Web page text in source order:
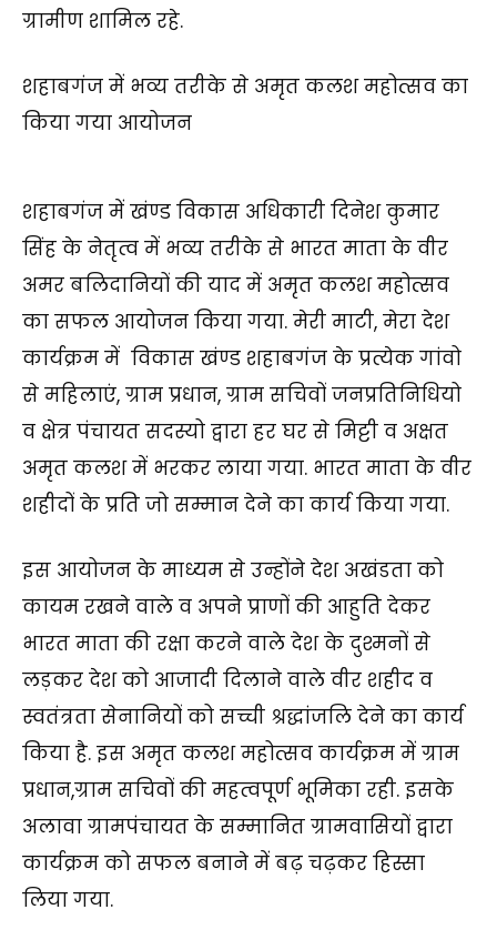
ग्रामीण शामिल रहे.
शहाबगंज में भव्य तरीके से अमृत कलश महोत्सव का
किया गया आयोजन
शहाबगंज में खंण्ड विकास अधिकारी दिनेश कुमार
सिंह के नेतृत्व में भव्य तरीके से भारत माता के वीर
अमर बलिदानियों की याद में अमृत कलश महोत्सव
का सफल आयोजन किया गया. मेरी माटी, मेरा देश
कार्यक्रम में विकास खंण्ड शहाबगंज के प्रत्येक गांवो
से महिलाएं, ग्राम प्रधान, ग्राम सचिवों जनप्रतिनिधियो
व क्षेत्र पंचायत सदस्यो द्वारा हर घर से मिट्टी व अक्षत
अमृत कलश में भरकर लाया गया. भारत माता के वीर
शहीदों के प्रति जो सम्मान देने का कार्य किया गया.
इस आयोजन के माध्यम से उन्होंने देश अखंडता को
कायम रखने वाले व अपने प्राणों की आहुति देकर
भारत माता की रक्षा करने वाले देश के दुश्मनों से
लड़कर देश को आजादी दिलाने वाले वीर शहीद व
स्वतंत्रता सेनानियों को सच्ची श्रद्धांजलि देने का कार्य
किया है. इस अमृत कलश महोत्सव कार्यक्रम में ग्राम
प्रधान,ग्राम सचिवों की महत्वपूर्ण भूमिका रही. इसके
अलावा ग्रामपंचायत के सम्मानित ग्रामवासियों द्वारा
कार्यक्रम को सफल बनाने में बढ़ चढ़कर हिस्सा
लिया गया.